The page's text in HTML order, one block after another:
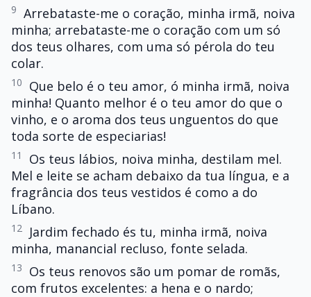
9 Arrebataste-me o coração, minha irmã, noiva
minha; arrebataste-me o coração com um só
dos teus olhares, com uma só pérola do teu
colar.
10
Que belo é o teu amor, ó minha irmã, noiva
minha! Quanto melhor é o teu amor do que o
vinho, e o aroma dos teus unguentos do que
toda sorte de especiarias!
11
Os teus lábios, noiva minha, destilam mel.
Mel e leite se acham debaixo da tua língua, e a
fragrância dos teus vestidos é como a do
Líbano.
12
Jardim fechado és tu, minha irmã, noiva
minha, manancial recluso, fonte selada.
13
Os teus renovos são um pomar de romãs,
com frutos excelentes: a hena e o nardo;